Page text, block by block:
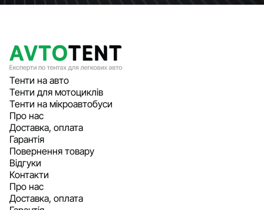
Тенти на авто
Тенти для мотоциклів
Тенти на мікроавтобуси
Про нас
Доставка, оплата
Гарантія
Повернення товару
Відгуки
Контакти
Про нас
Доставка, оплата